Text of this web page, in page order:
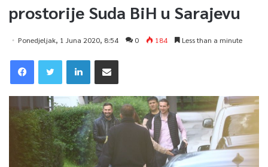
prostorije Suda BiH u Sarajevu
Ponedjeljak, 1 Juna 2020, 8:54 0 184 Less than a minute